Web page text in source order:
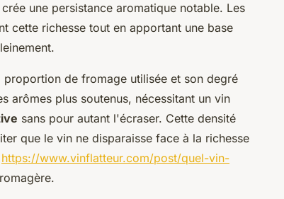
une persistance aromatique notable. Les
cette richesse tout en apportant une base
de fromage utilisée et son degré
arômes plus soutenus, nécessitant un vin
sans pour autant l'écraser. Cette densité
que le vin ne disparaisse face à la richesse
https://www.vinflatteur.com/post/quel-vin-